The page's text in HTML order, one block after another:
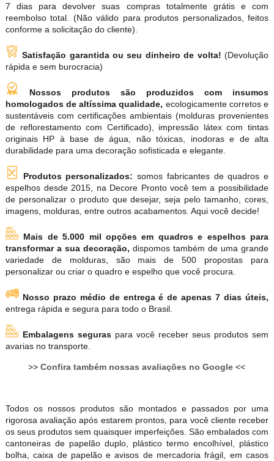
7 dias para devolver suas compras totalmente grátis e com
reembolso total. (Não válido para produtos personalizados, feitos
conforme a solicitação do cliente).
Satisfação garantida ou seu dinheiro de volta!(Devolução
rápida e sem burocracia)
Nossos produtos são produzidos com insumos
homologados de altíssima qualidade, ecologicamente corretos e
sustentáveis com certificações ambientais (molduras provenientes
de reflorestamento com Certificado), impressão látex com tintas
originais HP à base de água, não tóxicas, inodoras e de alta
durabilidade para uma decoração sofisticada e elegante.
Produtos personalizados: somos fabricantes de quadros e
espelhos desde 2015, na Decore Pronto você tem a possibilidade
de personalizar o produto que desejar, seja pelo tamanho, cores,
imagens, molduras, entre outros acabamentos. Aqui você decide!
Mais de 5.000 mil opções em quadros e espelhos para
transformar a sua decoração, dispomos também de uma grande
variedade de molduras, são mais de 500 propostas para
personalizar ou criar o quadro e espelho que você procura.
Nosso prazo médio de entrega é de apenas 7 dias úteis,
entrega rápida e segura para todo o Brasil.
Embalagens seguras para você receber seus produtos sem
avarias no transporte.
>>Confira também nossas avaliações no Google <<
Todos os nossos produtos são montados e passados por uma
rigorosa avaliação após estarem prontos, para você cliente receber
os seus produtos sem quaisquer imperfeições. São embalados com
cantoneiras de papelão duplo, plástico termo encolhível, plástico
bolha, caixa de papelão e avisos de mercadoria frágil, em casos